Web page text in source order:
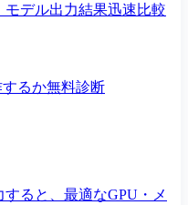
デル出力結果迅速比較
するか無料診断
ると、最適なGPU・メ